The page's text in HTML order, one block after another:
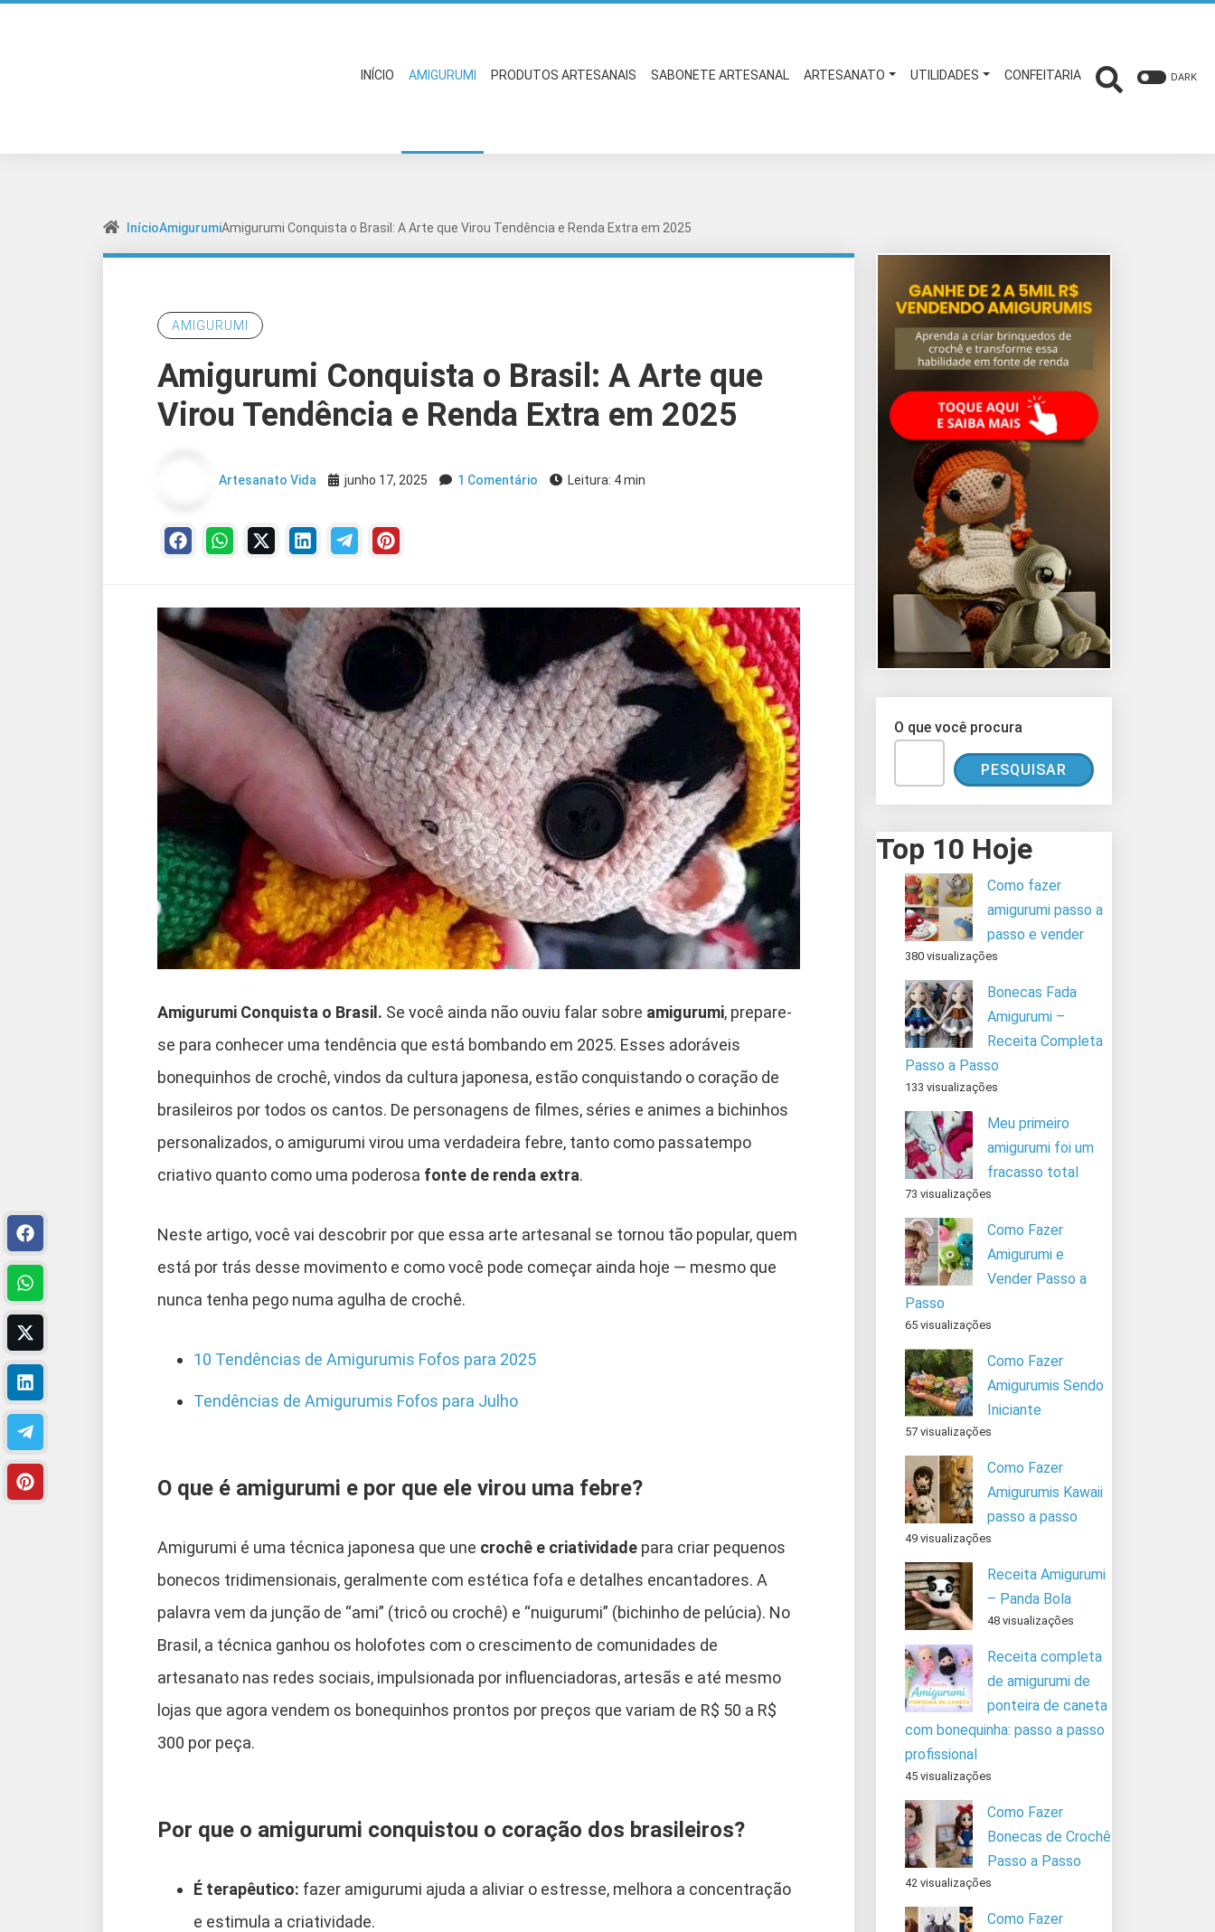
INÍCIO AMIGURUMI PRODUTOS ARTESANAIS SABONETE ARTESANAL ARTESANATO UTILIDADES CONFEITARIA DARK
InícioAmigurumiAmigurumi Conquista o Brasil: A Arte que Virou Tendência e Renda Extra em 2025
AMIGURUMI
Amigurumi Conquista o Brasil: A Arte que
Virou Tendência e Renda Extra em 2025
Artesanato Vida junho 17, 2025 1 Comentário Leitura: 4 min
Amigurumi Conquista o Brasil. Se você ainda não ouviu falar sobre amigurumi, prepare-
se para conhecer uma tendência que está bombando em 2025. Esses adoráveis
bonequinhos de crochê, vindos da cultura japonesa, estão conquistando o coração de
brasileiros por todos os cantos. De personagens de filmes, séries e animes a bichinhos
personalizados, o amigurumi virou uma verdadeira febre, tanto como passatempo
criativo quanto como uma poderosa fonte de renda extra.
Neste artigo, você vai descobrir por que essa arte artesanal se tornou tão popular, quem
está por trás desse movimento e como você pode começar ainda hoje — mesmo que
nunca tenha pego numa agulha de crochê.
10 Tendências de Amigurumis Fofos para 2025
Tendências de Amigurumis Fofos para Julho
O que é amigurumi e por que ele virou uma febre?
Amigurumi é uma técnica japonesa que une crochê e criatividade para criar pequenos
bonecos tridimensionais, geralmente com estética fofa e detalhes encantadores. A
palavra vem da junção de “ami” (tricô ou crochê) e “nuigurumi” (bichinho de pelúcia). No
Brasil, a técnica ganhou os holofotes com o crescimento de comunidades de
artesanato nas redes sociais, impulsionada por influenciadoras, artesãs e até mesmo
lojas que agora vendem os bonequinhos prontos por preços que variam de R$ 50 a R$
300 por peça.
Por que o amigurumi conquistou o coração dos brasileiros?
É terapêutico: fazer amigurumi ajuda a aliviar o estresse, melhora a concentração
e estimula a criatividade.
O que você procura
PESQUISAR
Top 10 Hoje
Como fazer
amigurumi passo a
passo e vender
380 visualizações
Bonecas Fada
Amigurumi –
Receita Completa
Passo a Passo
133 visualizações
Meu primeiro
amigurumi foi um
fracasso total
73 visualizações
Como Fazer
Amigurumi e
Vender Passo a
Passo
65 visualizações
Como Fazer
Amigurumis Sendo
Iniciante
57 visualizações
Como Fazer
Amigurumis Kawaii
passo a passo
49 visualizações
Receita Amigurumi
– Panda Bola
48 visualizações
Receita completa
de amigurumi de
ponteira de caneta
com bonequinha: passo a passo
profissional
45 visualizações
Como Fazer
Bonecas de Crochê
Passo a Passo
42 visualizações
Como Fazer